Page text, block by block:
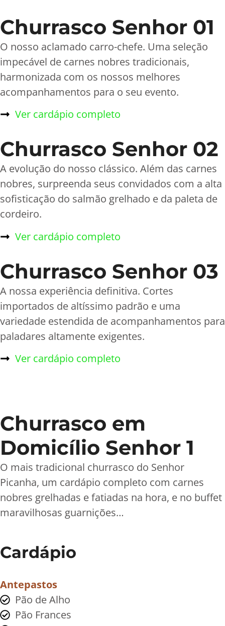
Churrasco Senhor 01
O nosso aclamado carro-chefe. Uma seleção
impecável de carnes nobres tradicionais,
harmonizada com os nossos melhores
acompanhamentos para o seu evento.
Ver cardápio completo
Churrasco Senhor 02
A evolução do nosso clássico. Além das carnes
nobres, surpreenda seus convidados com a alta
sofisticação do salmão grelhado e da paleta de
cordeiro.
Ver cardápio completo
Churrasco Senhor 03
A nossa experiência definitiva. Cortes
importados de altíssimo padrão e uma
variedade estendida de acompanhamentos para
paladares altamente exigentes.
Ver cardápio completo
Churrasco em
Domicílio Senhor 1
O mais tradicional churrasco do Senhor
Picanha, um cardápio completo com carnes
nobres grelhadas e fatiadas na hora, e no buffet
maravilhosas guarnições…
Cardápio
Antepastos
Pão de Alho
Pão Frances